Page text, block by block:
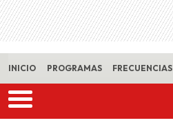
INICIO PROGRAMAS FRECUENCIAS